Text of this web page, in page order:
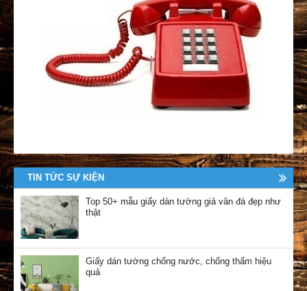
TIN TỨC SỰ KIỆN
Top 50+ mẫu giấy dán tường giả vân đá đẹp như
thật
Giấy dán tường chống nước, chống thấm hiệu
quả